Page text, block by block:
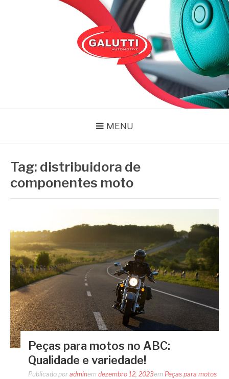
MENU
Tag: distribuidora de
componentes moto
Peças para motos no ABC:
Qualidade e variedade!
Publicado por adminem dezembro 12, 2023em Peças para motos